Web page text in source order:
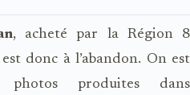
, acheté par la Région 8
donc à l’abandon. On est
produites dans